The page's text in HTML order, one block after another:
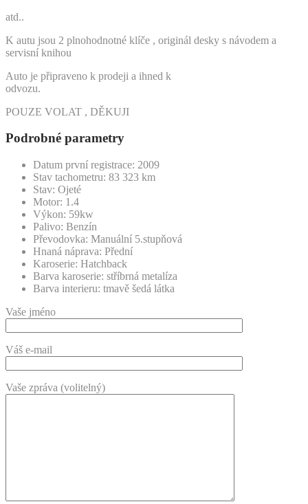
atd..
K autu jsou 2 plnohodnotné klíče , originál desky s návodem a
servisní knihou
Auto je připraveno k prodeji a ihned k
odvozu.
POUZE VOLAT , DĚKUJI
Podrobné parametry
Datum první registrace: 2009
Stav tachometru: 83 323 km
Stav: Ojeté
Motor: 1.4
Výkon: 59kw
Palivo: Benzín
Převodovka: Manuální 5.stupňová
Hnaná náprava: Přední
Karoserie: Hatchback
Barva karoserie: stříbrná metalíza
Barva interieru: tmavě šedá látka
Vaše jméno
Váš e-mail
Vaše zpráva (volitelný)